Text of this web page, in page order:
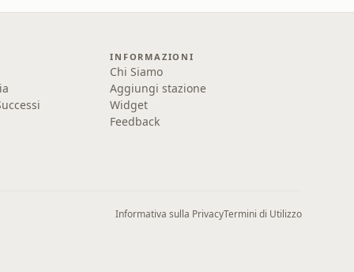
INFORMAZIONI
Chi Siamo
Aggiungi stazione
Widget
Feedback
Informativa sulla PrivacyTermini di Utilizzo